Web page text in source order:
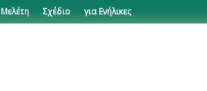
Μελέτη Σχέδιο για Ενήλικες